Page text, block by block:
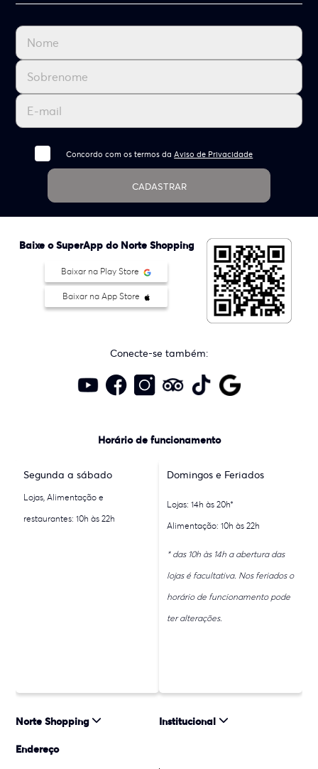
Concordo com os termos daAviso de Privacidade
CADASTRAR
Baixe o SuperApp do Norte Shopping
Baixar na Play Store
Baixar na App Store
Conecte-se também:
Horário de funcionamento
Segunda a sábado
Lojas, Alimentação e
restaurantes: 10h às 22h
Domingos e Feriados
Lojas: 14h às 20h*
Alimentação: 10h às 22h
* das 10h às 14h a abertura das
lojas é facultativa. Nos feriados o
horário de funcionamento pode
ter alterações.
Norte Shopping Institucional
Endereço